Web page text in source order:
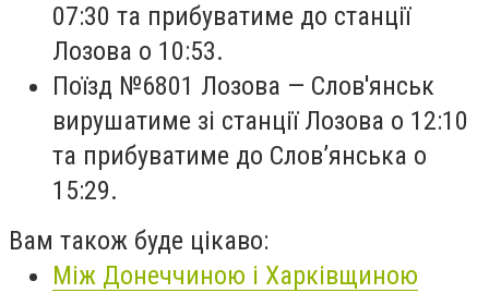
07:30 та прибуватиме до станції
Лозова о 10:53.
Поїзд №6801 Лозова — Слов'янськ
вирушатиме зі станції Лозова о 12:10
та прибуватиме до Слов’янська о
15:29.
Вам також буде цікаво:
Між Донеччиною і Харківщиною